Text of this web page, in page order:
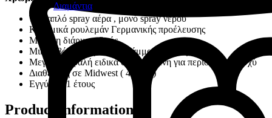
Διαμάντια
Τετραπλό spray αέρα , μονό spray νερού
Κεραμικά ρουλεμάν Γερμανικής προέλευσης
Μεγάλη διάρκεια ζωής
Μικρό βάρος λόγω του κράμματος αλουμινίου
Μεγάλη κεφαλή ειδικά σχεδιασμένη για περισσότερη ισχύ
Διαθέσιμη σε Midwest ( 4 οπές )
Εγγύηση 1 έτους
Product information